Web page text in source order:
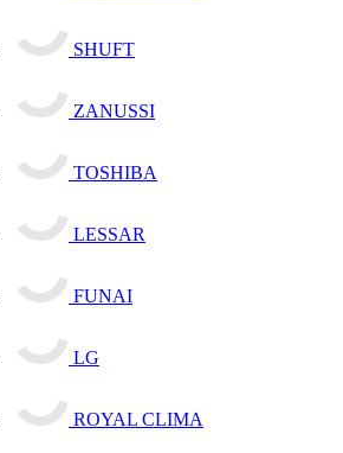
SHUFT
ZANUSSI
TOSHIBA
LESSAR
FUNAI
LG
ROYAL CLIMA